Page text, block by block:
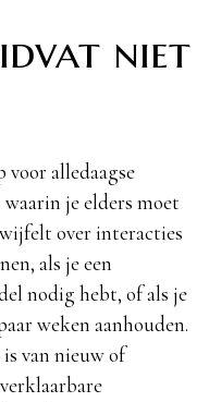
niet
voor alledaagse
je elders moet
over interacties
als je een
nodig hebt, of als je
weken aanhouden.
van nieuw of